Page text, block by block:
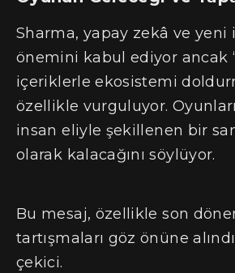
Sharma, yapay zekâ ve
önemini kabul ediyor ancak
içeriklerle ekosistemi
özellikle vurguluyor.
insan eliyle şekillenen bir
olarak kalacağını söylüyor.
Bu mesaj, özellikle son
tartışmaları göz önüne
çekici.